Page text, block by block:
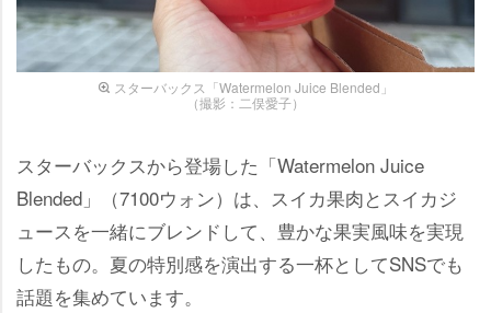
スターバックス「Watermelon Juice Blended」
（撮影：二俣愛子）
スターバックスから登場した「Watermelon Juice
Blended」（7100ウォン）は、スイカ果肉とスイカジ
ュースを一緒にブレンドして、豊かな果実風味を実現
したもの。夏の特別感を演出する一杯としてSNSでも
話題を集めています。